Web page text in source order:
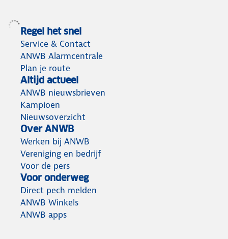
Regel het snel
Service & Contact
ANWB Alarmcentrale
Plan je route
Altijd actueel
ANWB nieuwsbrieven
Kampioen
Nieuwsoverzicht
Over ANWB
Werken bij ANWB
Vereniging en bedrijf
Voor de pers
Voor onderweg
Direct pech melden
ANWB Winkels
ANWB apps